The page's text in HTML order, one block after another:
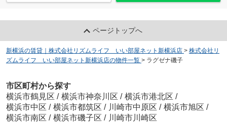
ページトップへ
新横浜の賃貸｜株式会社リズムライフ いい部屋ネット新横浜店 > 株式会社リ
ズムライフ いい部屋ネット新横浜店の物件一覧 > ラグゼナ磯子
市区町村から探す
横浜市鶴見区 / 横浜市神奈川区 / 横浜市港北区 /
横浜市中区 / 横浜市都筑区 / 川崎市中原区 / 横浜市旭区 /
横浜市南区 / 横浜市磯子区 / 川崎市川崎区